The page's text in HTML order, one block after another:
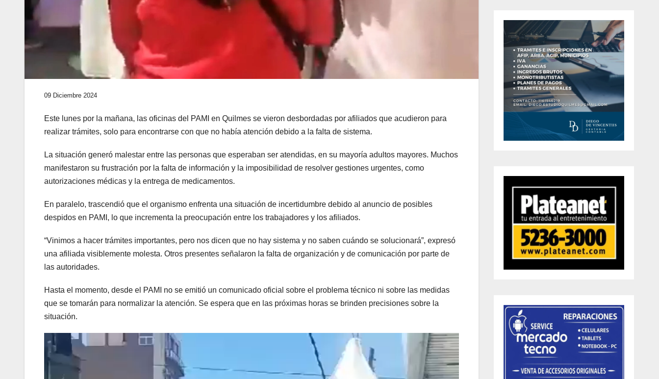
09 Diciembre 2024
Este lunes por la mañana, las oficinas del PAMI en Quilmes se vieron desbordadas por afiliados que acudieron para
realizar trámites, solo para encontrarse con que no había atención debido a la falta de sistema.
La situación generó malestar entre las personas que esperaban ser atendidas, en su mayoría adultos mayores. Muchos
manifestaron su frustración por la falta de información y la imposibilidad de resolver gestiones urgentes, como
autorizaciones médicas y la entrega de medicamentos.
En paralelo, trascendió que el organismo enfrenta una situación de incertidumbre debido al anuncio de posibles
despidos en PAMI, lo que incrementa la preocupación entre los trabajadores y los afiliados.
“Vinimos a hacer trámites importantes, pero nos dicen que no hay sistema y no saben cuándo se solucionará”, expresó
una afiliada visiblemente molesta. Otros presentes señalaron la falta de organización y de comunicación por parte de
las autoridades.
Hasta el momento, desde el PAMI no se emitió un comunicado oficial sobre el problema técnico ni sobre las medidas
que se tomarán para normalizar la atención. Se espera que en las próximas horas se brinden precisiones sobre la
situación.